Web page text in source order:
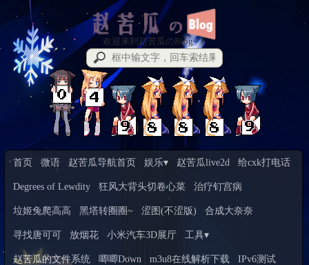
欢迎来到赵苦瓜のBlog~！
首页 微语 赵苦瓜导航首页 娱乐▾ 赵苦瓜live2d 给cxk打电话
Degrees of Lewdity 狂风大背头切卷心菜 治疗钉宫病
垃姬兔爬高高 黑塔转圈圈~ 涩图(不涩版) 合成大奈奈
寻找唐可可 放烟花 小米汽车3D展厅 工具▾
赵苦瓜的文件系统 唧唧Down m3u8在线解析下载 IPv6测试